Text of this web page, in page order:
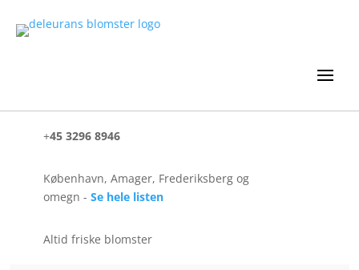
+45 3296 8946
København, Amager, Frederiksberg og
omegn - Se hele listen
Altid friske blomster